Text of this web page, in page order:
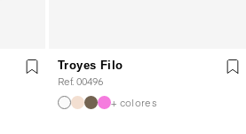
Troyes Filo
Ref. 00496
+ colores